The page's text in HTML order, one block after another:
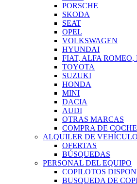
PORSCHE
SKODA
SEAT
OPEL
VOLKSWAGEN
HYUNDAI
FIAT, ALFA ROMEO,
TOYOTA
SUZUKI
HONDA
MINI
DACIA
AUDI
OTRAS MARCAS
COMPRA DE
ALQUILER DE
OFERTAS
BÚSQUEDAS
PERSONAL DEL EQUIPO
COPILOTOS
BUSQUEDA DE